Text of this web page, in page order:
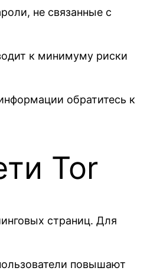
не связанные с
к минимуму риски
обратитесь к
Tor
страниц. Для
повышают